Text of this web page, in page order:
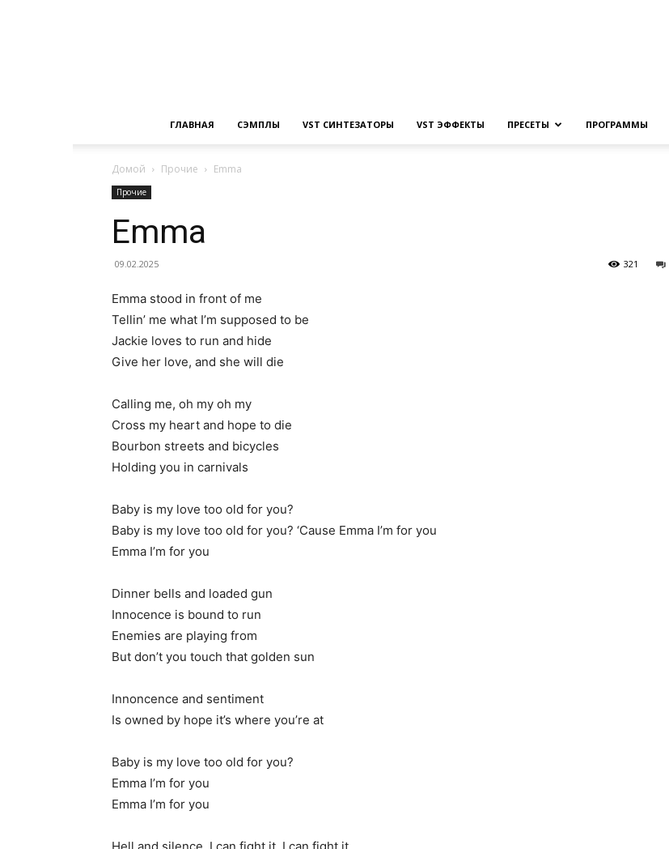
ГЛАВНАЯ СЭМПЛЫ VST СИНТЕЗАТОРЫ VST ЭФФЕКТЫ ПРЕСЕТЫ ПРОГРАММЫ
Домой Прочие Emma
Прочие
Emma
09.02.2025 321
Emma stood in front of me
Tellin’ me what I’m supposed to be
Jackie loves to run and hide
Give her love, and she will die
Calling me, oh my oh my
Cross my heart and hope to die
Bourbon streets and bicycles
Holding you in carnivals
Baby is my love too old for you?
Baby is my love too old for you? ‘Cause Emma I’m for you
Emma I’m for you
Dinner bells and loaded gun
Innocence is bound to run
Enemies are playing from
But don’t you touch that golden sun
Innoncence and sentiment
Is owned by hope it’s where you’re at
Baby is my love too old for you?
Emma I’m for you
Emma I’m for you